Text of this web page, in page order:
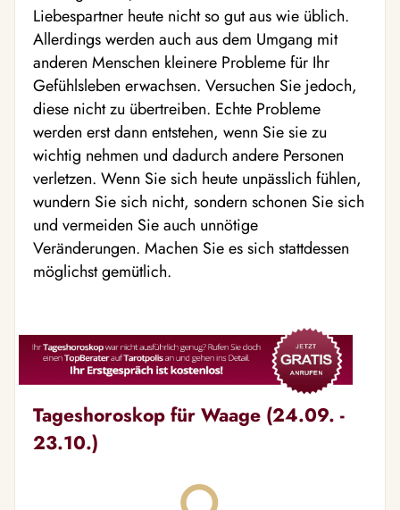
Liebespartner heute nicht so gut aus wie üblich.
Allerdings werden auch aus dem Umgang mit
anderen Menschen kleinere Probleme für Ihr
Gefühlsleben erwachsen. Versuchen Sie jedoch,
diese nicht zu übertreiben. Echte Probleme
werden erst dann entstehen, wenn Sie sie zu
wichtig nehmen und dadurch andere Personen
verletzen. Wenn Sie sich heute unpässlich fühlen,
wundern Sie sich nicht, sondern schonen Sie sich
und vermeiden Sie auch unnötige
Veränderungen. Machen Sie es sich stattdessen
möglichst gemütlich.
Tageshoroskop für Waage (24.09. -
23.10.)